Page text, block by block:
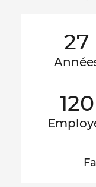
27
120